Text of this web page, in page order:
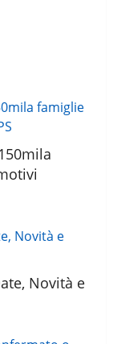
Novità e